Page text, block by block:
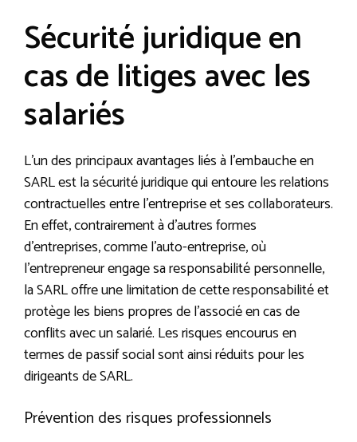
Sécurité juridique en
cas de litiges avec les
salariés
L’un des principaux avantages liés à l’embauche en
SARL est la sécurité juridique qui entoure les relations
contractuelles entre l’entreprise et ses collaborateurs.
En effet, contrairement à d’autres formes
d’entreprises, comme l’auto-entreprise, où
l’entrepreneur engage sa responsabilité personnelle,
la SARL offre une limitation de cette responsabilité et
protège les biens propres de l’associé en cas de
conflits avec un salarié. Les risques encourus en
termes de passif social sont ainsi réduits pour les
dirigeants de SARL.
Prévention des risques professionnels